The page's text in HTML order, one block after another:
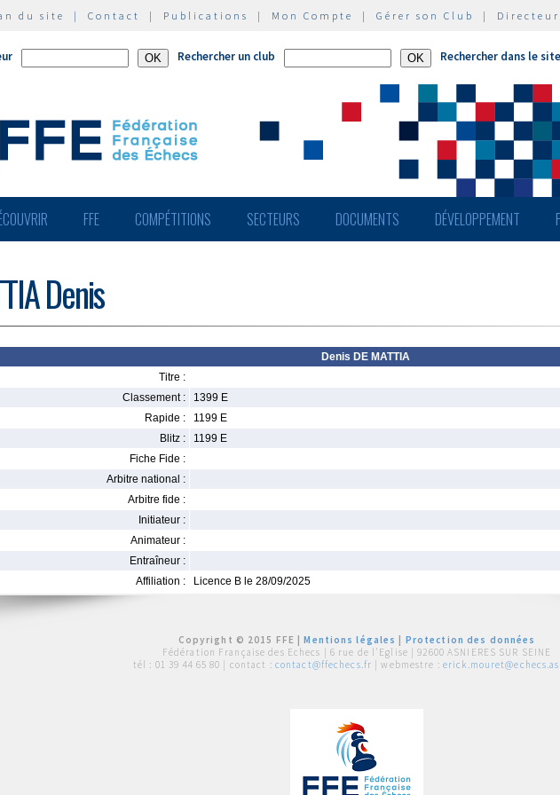
du site | Contact | Publications | Mon Compte | Gérer son Club |
Rechercher un club Rechercher dans le site
FFE COMPÉTITIONS SECTEURS DOCUMENTS DÉVELOPPEMENT
Denis
Denis DE MATTIA
Titre :
Classement :
1399 E
Rapide :
1199 E
Blitz :
1199 E
Fiche Fide :
Arbitre national :
Arbitre fide :
Initiateur :
Animateur :
Entraîneur :
Affiliation :
Licence B le 28/09/2025
Copyright © 2015 FFE |Mentions légales
Protection des données
Fédération Française des Echecs | 6 rue de l'Eglise | 92600 ASNIERES SUR SEINE
tél : 01 39 44 65 80 | contact : contact@ffechecs.fr | webmestre :